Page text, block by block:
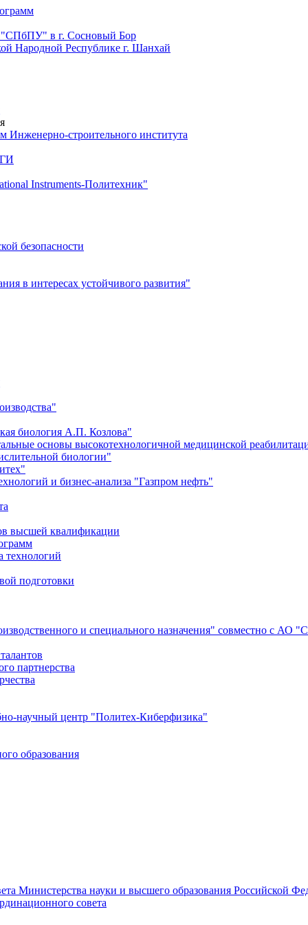
"СПбПУ" в г. Сосновый Бор
Народной Республике г. Шанхай
строительного института
Instruments-Политехник"
безопасности
в интересах устойчивого развития"
биология А.П. Козлова"
основы высокотехнологичной медицинской
биологии"
и бизнес-анализа "Газпром нефть"
высшей квалификации
технологий
подготовки
и специального назначения" совместно с
партнерства
научный центр "Политех-Киберфизика"
образования
Министерства науки и высшего образования Российской
совета